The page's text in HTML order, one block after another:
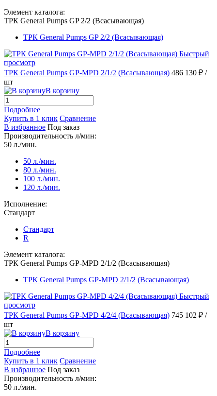
Элемент каталога:
ТРК General Pumps GP 2/2 (Всасывающая)
ТРК General Pumps GP 2/2 (Всасывающая)
Быстрый
просмотр
ТРК General Pumps GP-MPD 2/1/2 (Всасывающая) 486 130 ₽ /
шт
В корзину
Подробнее
Купить в 1 клик Сравнение
В избранное Под заказ
Производительность л/мин:
50 л./мин.
50 л./мин.
80 л./мин.
100 л./мин.
120 л./мин.
Исполнение:
Стандарт
Стандарт
R
Элемент каталога:
ТРК General Pumps GP-MPD 2/1/2 (Всасывающая)
ТРК General Pumps GP-MPD 2/1/2 (Всасывающая)
Быстрый
просмотр
ТРК General Pumps GP-MPD 4/2/4 (Всасывающая) 745 102 ₽ /
шт
В корзину
Подробнее
Купить в 1 клик Сравнение
В избранное Под заказ
Производительность л/мин:
50 л./мин.